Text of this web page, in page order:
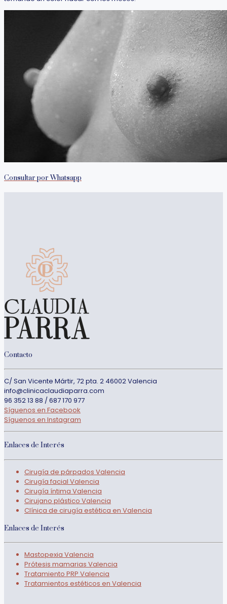
Consultar por Whatsapp
Contacto
C/ San Vicente Mártir, 72 pta. 2 46002 Valencia
info@clinicaclaudiaparra.com
96 352 13 88 / 687 170 977
Síguenos en Facebook
Síguenos en Instagram
Enlaces de Interés
Cirugía de párpados Valencia
Cirugía facial Valencia
Cirugía íntima Valencia
Cirujano plástico Valencia
Clínica de cirugía estética en Valencia
Enlaces de Interés
Mastopexia Valencia
Prótesis mamarias Valencia
Tratamiento PRP Valencia
Tratamientos estéticos en Valencia